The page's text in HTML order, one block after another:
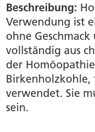
Quellen
Beschreibung:
Verwendung ist
ohne
vollständig aus
der
Birkenholzkohle,
verwendet. Sie
sein.